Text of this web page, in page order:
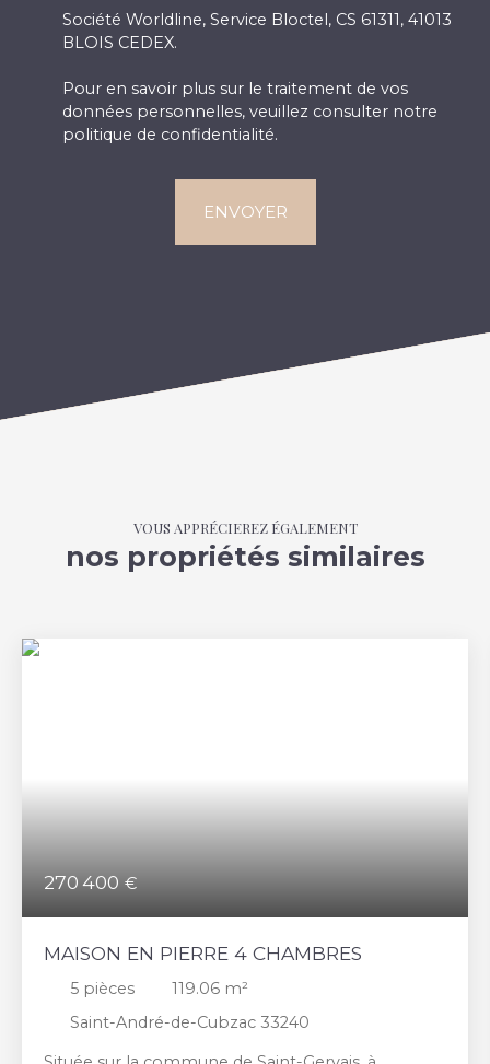
Société Worldline, Service Bloctel, CS 61311, 41013
BLOIS CEDEX.
Pour en savoir plus sur le traitement de vos
données personnelles, veuillez consulter notre
politique de confidentialité.
ENVOYER
VOUS APPRÉCIEREZ ÉGALEMENT
nos propriétés similaires
270 400 €
MAISON EN PIERRE 4 CHAMBRES
5 pièces 119.06 m²
Saint-André-de-Cubzac 33240